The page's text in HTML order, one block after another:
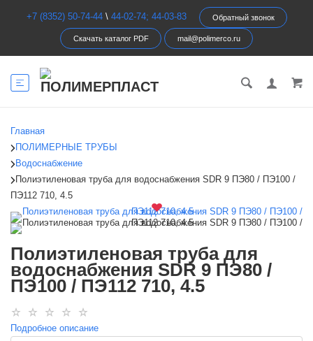
+7 (8352) 50-74-44\ 44-02-74; 44-03-83 Обратный звонок
Скачать каталог PDF mail@polimerco.ru
Главная
ПОЛИМЕРНЫЕ ТРУБЫ
Водоснабжение
Полиэтиленовая труба для водоснабжения SDR 9 ПЭ80 / ПЭ100 /
ПЭ112 710, 4.5
Полиэтиленовая труба для
водоснабжения SDR 9 ПЭ80 /
ПЭ100 / ПЭ112 710, 4.5
Подробное описание